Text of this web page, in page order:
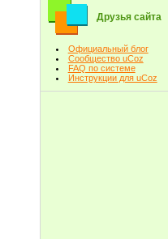
Друзья сайта
Официальный блог
Сообщество uCoz
FAQ по системе
Инструкции для uCoz